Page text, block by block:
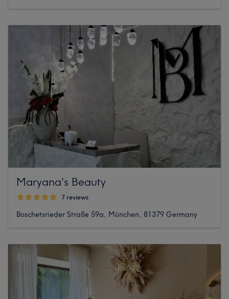
Maryana's Beauty
7 reviews
Boschetsrieder Straße 59a, München, 81379 Germany